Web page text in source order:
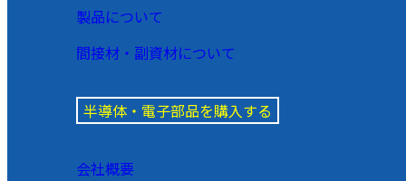
製品について
間接材・副資材について
半導体・電子部品を購入する
会社概要